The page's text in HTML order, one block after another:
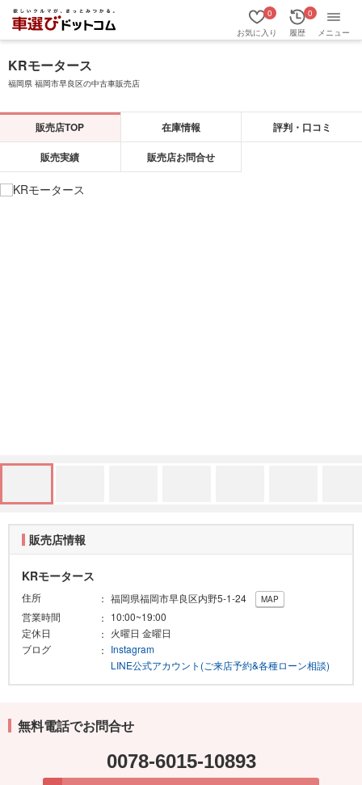
お気に入り
0
履歴
0
メニュー
KRモータース
福岡県 福岡市早良区の中古車販売店
販売店TOP 在庫情報 評判・口コミ
販売実績 販売店お問合せ
販売店情報
KRモータース
住所 福岡県福岡市早良区内野5-1-24 MAP
営業時間
10:00~19:00
定休日
火曜日 金曜日
ブログ
Instagram
LINE公式アカウント(ご来店予約&各種ローン相談)
無料電話でお問合せ
0078-6015-10893